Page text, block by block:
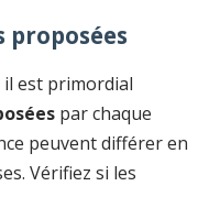
est primordial
par chaque
peuvent différer en
Vérifiez si les